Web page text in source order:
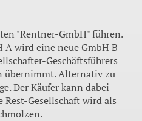
"Rentner-GmbH" führen.
wird eine neue GmbH B
Geschäftsführers
übernimmt. Alternativ zu
Der Käufer kann dabei
Rest-Gesellschaft wird als